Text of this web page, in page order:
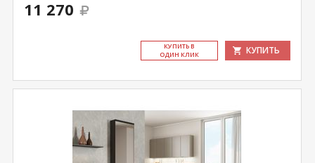
11 270
КУ­ПИТЬ В
ОДИН КЛИК
КУПИТЬ